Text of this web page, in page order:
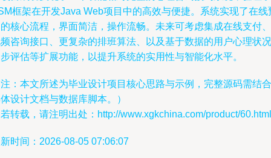
框架在开发Java Web项目中的高效与便捷。系统实现了在线
核心流程，界面简洁，操作流畅。未来可考虑集成在线支付、
咨询接口、更复杂的排班算法、以及基于数据的用户心理状况
评估等扩展功能，以提升系统的实用性与智能化水平。
：本文所述为毕业设计项目核心思路与示例，完整源码需结合
设计文档与数据库脚本。）
转载，请注明出处：http://www.xgkchina.com/product/60.html
时间：2026-08-05 07:06:07